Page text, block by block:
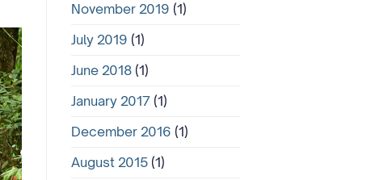
November 2019 (1)
July 2019 (1)
June 2018 (1)
January 2017 (1)
December 2016 (1)
August 2015 (1)